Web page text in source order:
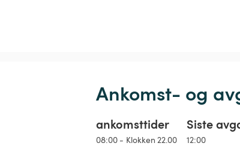
Ankomst- og
ankomsttider
08:00 - Klokken 22.00
Siste
12:00